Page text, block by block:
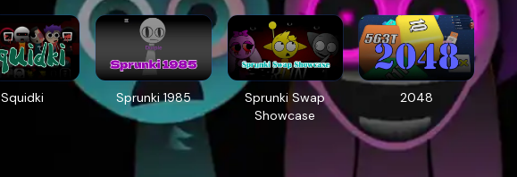
Squidki Sprunki 1985
Sprunki Swap
Showcase
2048